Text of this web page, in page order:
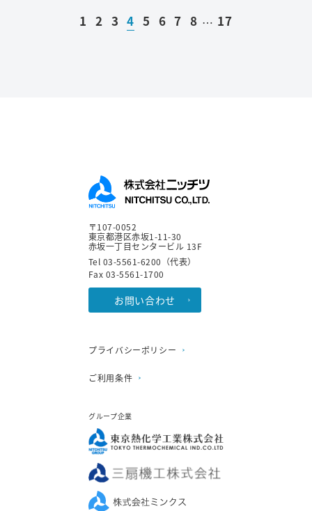
1 2 3 4 5 6 7 8 … 17
〒107-0052
東京都港区赤坂1-11-30
赤坂一丁目センタービル 13F
Tel 03-5561-6200（代表）
Fax 03-5561-1700
お問い合わせ
プライバシーポリシー
ご利用条件
グループ企業